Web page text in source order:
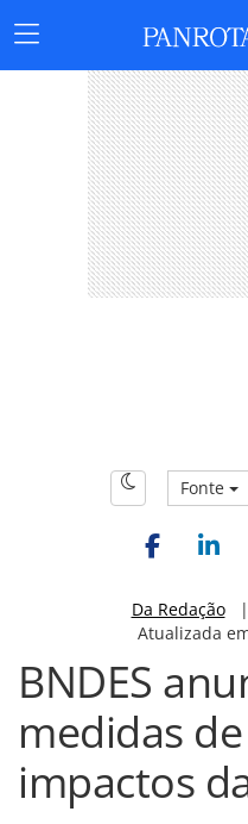
Menu
Principal
Fonte
Da Redação
Atualizada
BNDES
medidas
impactos